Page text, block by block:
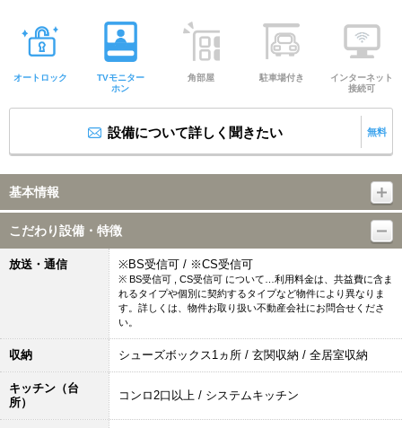
オートロック
TVモニター
ホン
角部屋 駐車場付き
インターネット
接続可
設備について詳しく聞きたい 無料
基本情報
こだわり設備・特徴
放送・通信 ※BS受信可 / ※CS受信可
※ BS受信可 , CS受信可 について…利用料金は、共益費に含ま
れるタイプや個別に契約するタイプなど物件により異なりま
す。詳しくは、物件お取り扱い不動産会社にお問合せくださ
い。
収納 シューズボックス1ヵ所 / 玄関収納 / 全居室収納
キッチン（台
所）
コンロ2口以上 / システムキッチン